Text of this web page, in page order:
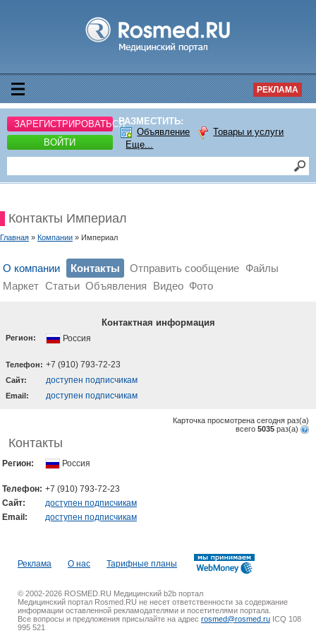
РЕКЛАМА
ЗАРЕГИСТРИРОВАТЬСЯ
ВОЙТИ
РАЗМЕСТИТЬ:
Объявление
Товары и услуги
Еще...
Контакты Империал
Главная » Компании » Империал
О компании Контакты Отправить сообщение Файлы
Маркет Статьи Объявления Видео Фото
Контактная информация
Регион: Россия
Телефон: +7 (910) 793-72-23
Cайт: доступен подписчикам
Email: доступен подписчикам
Карточка просмотрена сегодня раз(a)
всего 5035 раз(a)
Контакты
Регион: Россия
Телефон: +7 (910) 793-72-23
Cайт:
доступен подписчикам
Email:
доступен подписчикам
Реклама О нас Тарифные планы
© 2002-2026 ROSMED.RU Медицинский b2b портал
Медицинский портал Rosmed.RU не несет ответственности за содержание
информации оставленной рекламодателями и посетителями портала.
Все вопросы и предложения присылайте на адрес rosmed@rosmed.ru ICQ 108
995 521